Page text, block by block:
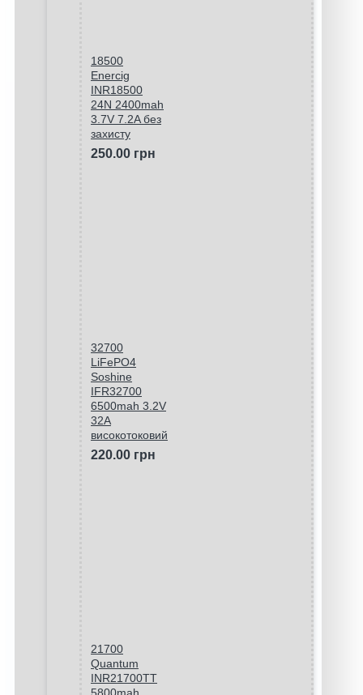
18500
Enercig
INR18500
24N 2400mah
3.7V 7.2A без
захисту
250.00 грн
32700
LiFePO4
Soshine
IFR32700
6500mah 3.2V
32A
високотоковий
220.00 грн
21700
Quantum
INR21700TT